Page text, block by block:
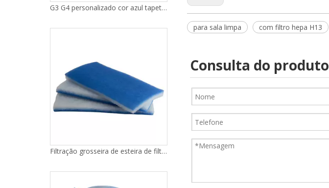
para sala limpa com filtro hepa H13
Consulta do produto